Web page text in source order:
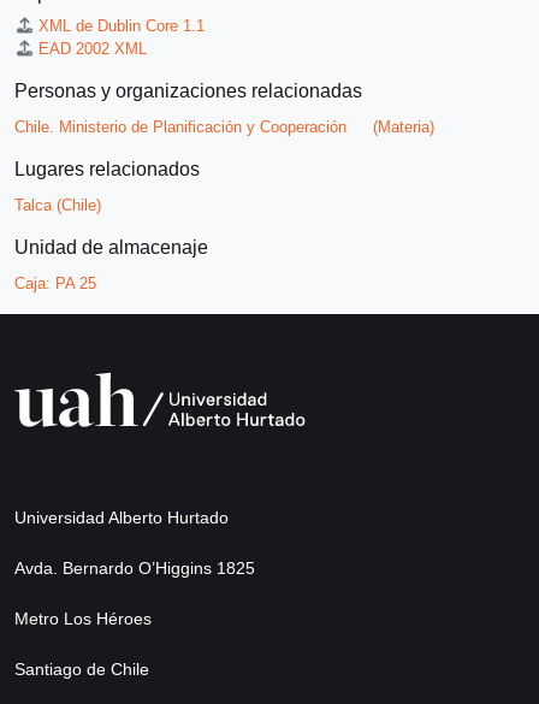
XML de Dublin Core 1.1
EAD 2002 XML
Personas y organizaciones relacionadas
Chile. Ministerio de Planificación y Cooperación (Materia)
Lugares relacionados
Talca (Chile)
Unidad de almacenaje
Caja: PA 25
Universidad Alberto Hurtado
Avda. Bernardo O’Higgins 1825
Metro Los Héroes
Santiago de Chile